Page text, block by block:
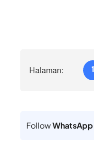
Halaman: 1
FollowWhatsApp